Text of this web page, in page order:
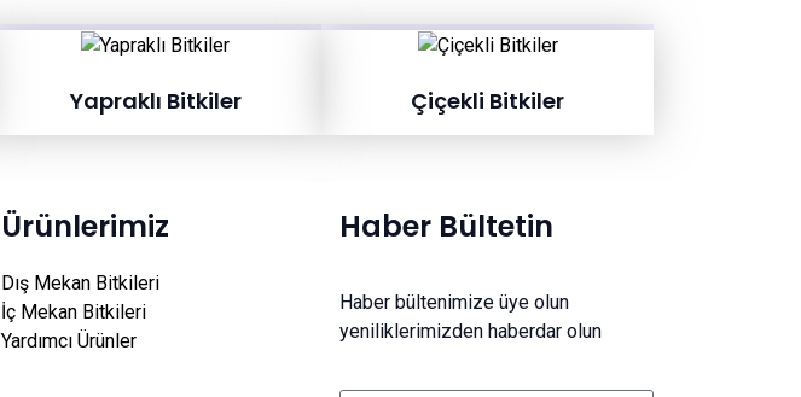
Yapraklı Bitkiler Çiçekli Bitkiler
Ürünlerimiz
Dış Mekan Bitkileri
İç Mekan Bitkileri
Yardımcı Ürünler
Haber Bültetin
Haber bültenimize üye olun
yeniliklerimizden haberdar olun